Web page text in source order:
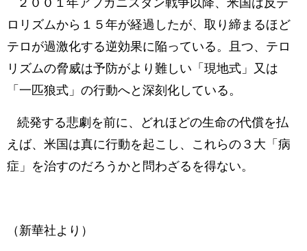
２００１年アフガニスタン戦争以降、米国は反テ
ロリズムから１５年が経過したが、取り締まるほど
テロが過激化する逆効果に陥っている。且つ、テロ
リズムの脅威は予防がより難しい「現地式」又は
「一匹狼式」の行動へと深刻化している。
続発する悲劇を前に、どれほどの生命の代償を払
えば、米国は真に行動を起こし、これらの３大「病
症」を治すのだろうかと問わざるを得ない。
（新華社より）